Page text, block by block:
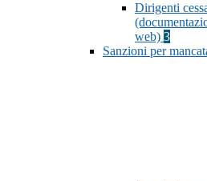
Dirigenti
web) 3
Sanzioni per